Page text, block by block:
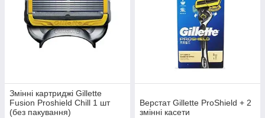
Змінні картриджі Gillette
Fusion Proshield Chill 1 шт
(без пакування)
Верстат Gillette ProShield + 2
змінні касети